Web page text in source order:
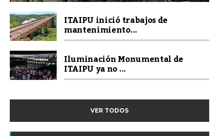
ITAIPU inició trabajos de
mantenimiento...
Iluminación Monumental de
ITAIPU ya no ...
VER TODOS